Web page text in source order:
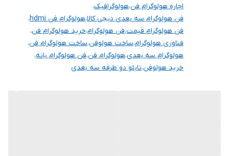
ابعاد دستگاه هولو فن
این محصول در سایز های مختلفی در دنیا تولید شده و حدود ابعاد قطر
سانتیمتر تا به حال طراحی و تولید شده است. کشورهای سازنده
اجاره هولوگرام فن،هولوگرافیک،
فن هولوگرام سه بعدی دیجی کالا،هولوگرام فن hdmi
،
فن هولوگرام قیمت،فن هولوگرام،خرید هولوگرام فن،
فناوری هولوگرام،ساخت هولوفن،ساخت هولوگرام فن،
هولوگرام سه بعدی،هولوگرام فن،فن هولوگرام بانه،
خرید هولوفن،تابلو دو طرفه سه بعدی